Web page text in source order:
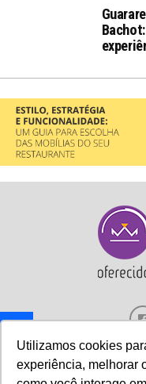
Utilizamos cookies
experiência, melhorar